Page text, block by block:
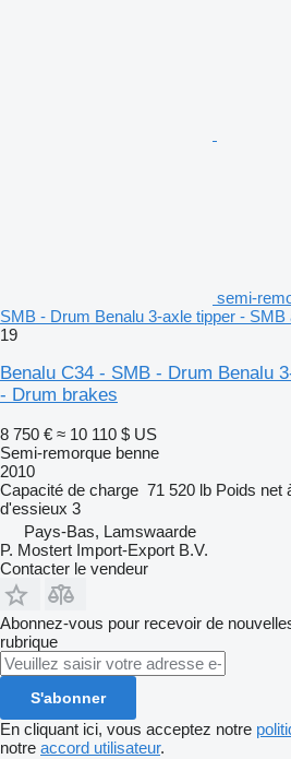
semi-
SMB - Drum Benalu 3-axle tipper -
19
Benalu C34 - SMB - Drum Benalu
- Drum brakes
8 750 € ≈ 10 110 $ US
Semi-remorque benne
2010
Capacité de charge 71 520 lb Poids net
d'essieux 3
Pays-Bas, Lamswaarde
P. Mostert Import-Export B.V.
Contacter le vendeur
Abonnez-vous pour recevoir de
rubrique
S'abonner
En cliquant ici, vous acceptez notre
notre accord utilisateur.